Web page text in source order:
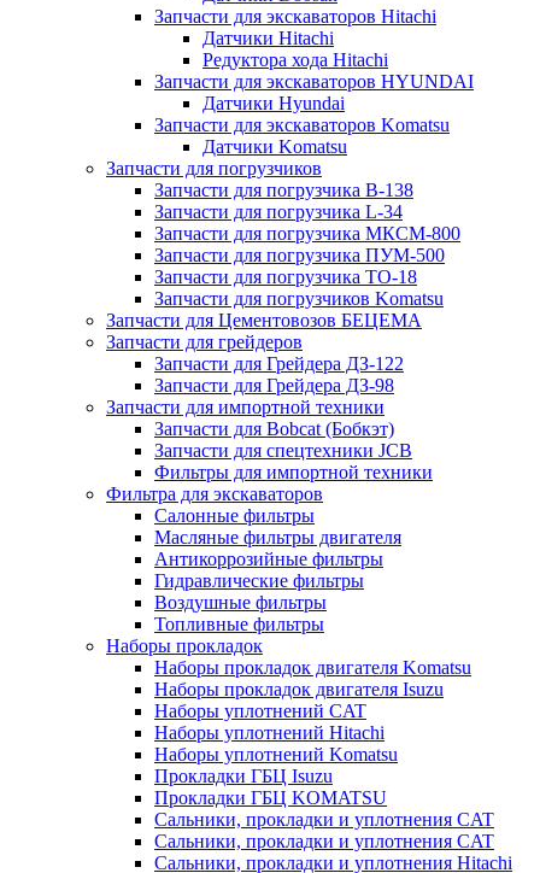
Запчасти для экскаваторов Hitachi
Датчики Hitachi
Редуктора хода Hitachi
Запчасти для экскаваторов HYUNDAI
Датчики Hyundai
Запчасти для экскаваторов Komatsu
Датчики Komatsu
Запчасти для погрузчиков
Запчасти для погрузчика B-138
Запчасти для погрузчика L-34
Запчасти для погрузчика МКСМ-800
Запчасти для погрузчика ПУМ-500
Запчасти для погрузчика ТО-18
Запчасти для погрузчиков Komatsu
Запчасти для Цементовозов БЕЦЕМА
Запчасти для грейдеров
Запчасти для Грейдера ДЗ-122
Запчасти для Грейдера ДЗ-98
Запчасти для импортной техники
Запчасти для Bobcat (Бобкэт)
Запчасти для спецтехники JCB
Фильтры для импортной техники
Фильтра для экскаваторов
Салонные фильтры
Масляные фильтры двигателя
Антикоррозийные фильтры
Гидравлические фильтры
Воздушные фильтры
Топливные фильтры
Наборы прокладок
Наборы прокладок двигателя Komatsu
Наборы прокладок двигателя Isuzu
Наборы уплотнений CAT
Наборы уплотнений Hitachi
Наборы уплотнений Komatsu
Прокладки ГБЦ Isuzu
Прокладки ГБЦ KOMATSU
Сальники, прокладки и уплотнения CAT
Сальники, прокладки и уплотнения CAT
Сальники, прокладки и уплотнения Hitachi